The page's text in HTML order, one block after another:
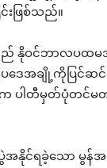
းဖြစ်သည်။
ည် နိုဝင်ဘာလပထမ
ပဒေအချို့ကိုပြင်ဆ
က ပါတီမှတ်ပုံတင်မ
နိုင်ရခဲ့သော မွန်အ